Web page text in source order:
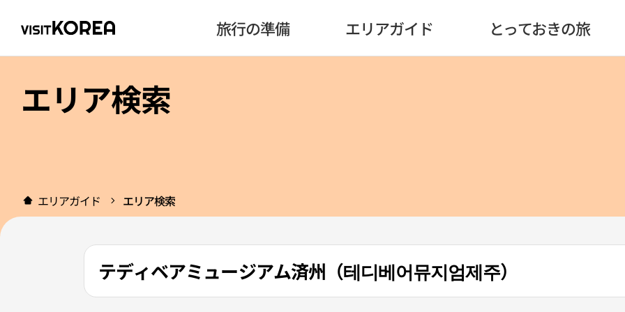
旅行の準備 エリアガイド とっておきの旅
エリア検索
エリアガイド エリア検索
テディベアミュージアム済州（테디베어뮤지엄제주）